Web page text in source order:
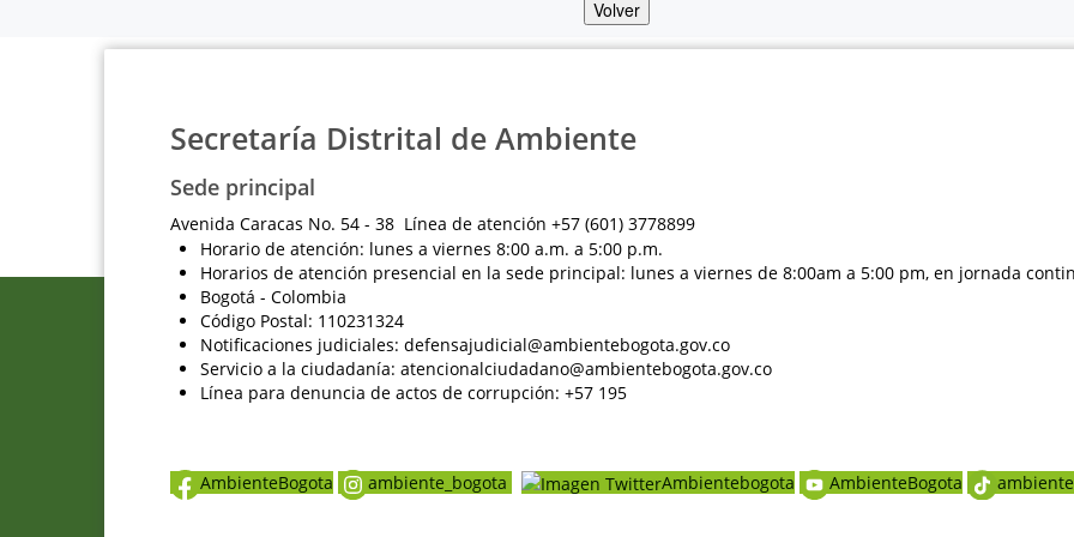
Volver
Secretaría Distrital de Ambiente
Sede principal
Avenida Caracas No. 54 - 38 Línea de atención +57 (601) 3778899
Horario de atención: lunes a viernes 8:00 a.m. a 5:00 p.m.
Horarios de atención presencial en la sede principal: lunes a viernes de 8:00am a 5:00 pm, en jornada
Bogotá - Colombia
Código Postal: 110231324
Notificaciones judiciales: defensajudicial@ambientebogota.gov.co
Servicio a la ciudadanía: atencionalciudadano@ambientebogota.gov.co
Línea para denuncia de actos de corrupción: +57 195
AmbienteBogota ambiente_bogota Ambientebogota AmbienteBogota